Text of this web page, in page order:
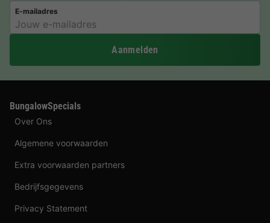
E-mailadres
Aanmelden
BungalowSpecials
Over Ons
Algemene voorwaarden
Extra voorwaarden partners
Bedrijfsgegevens
Privacy Statement